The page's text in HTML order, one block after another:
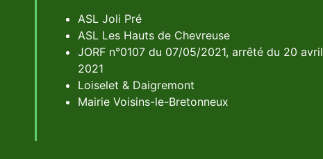
ASL Joli Pré
ASL Les Hauts de Chevreuse
JORF n°0107 du 07/05/2021, arrêté du 20 avril
2021
Loiselet & Daigremont
Mairie Voisins-le-Bretonneux